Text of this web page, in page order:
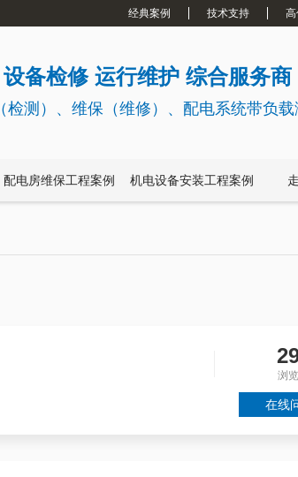
经典案例 技术支持
备检修 运行维护 综合服务商
检测）、维保（维修）、配电系统带负载
配电房维保工程案例 机电设备安装工程案例
浏
在线